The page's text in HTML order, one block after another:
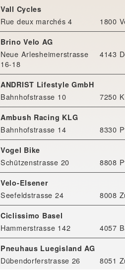
Vall Cycles
Rue deux marchés 4 1800
Brino Velo AG
Neue Arlesheimerstrasse
16-18
4143
ANDRIST Lifestyle GmbH
Bahnhofstrasse 10 7250
Ambush Racing KLG
Bahnhofstrasse 14 8330
Vogel Bike
Schützenstrasse 20 8808
Velo-Elsener
Seefeldstrasse 24 8008
Ciclissimo Basel
Hammerstrasse 142 4057
Pneuhaus Luegisland AG
Dübendorferstrasse 26 8051